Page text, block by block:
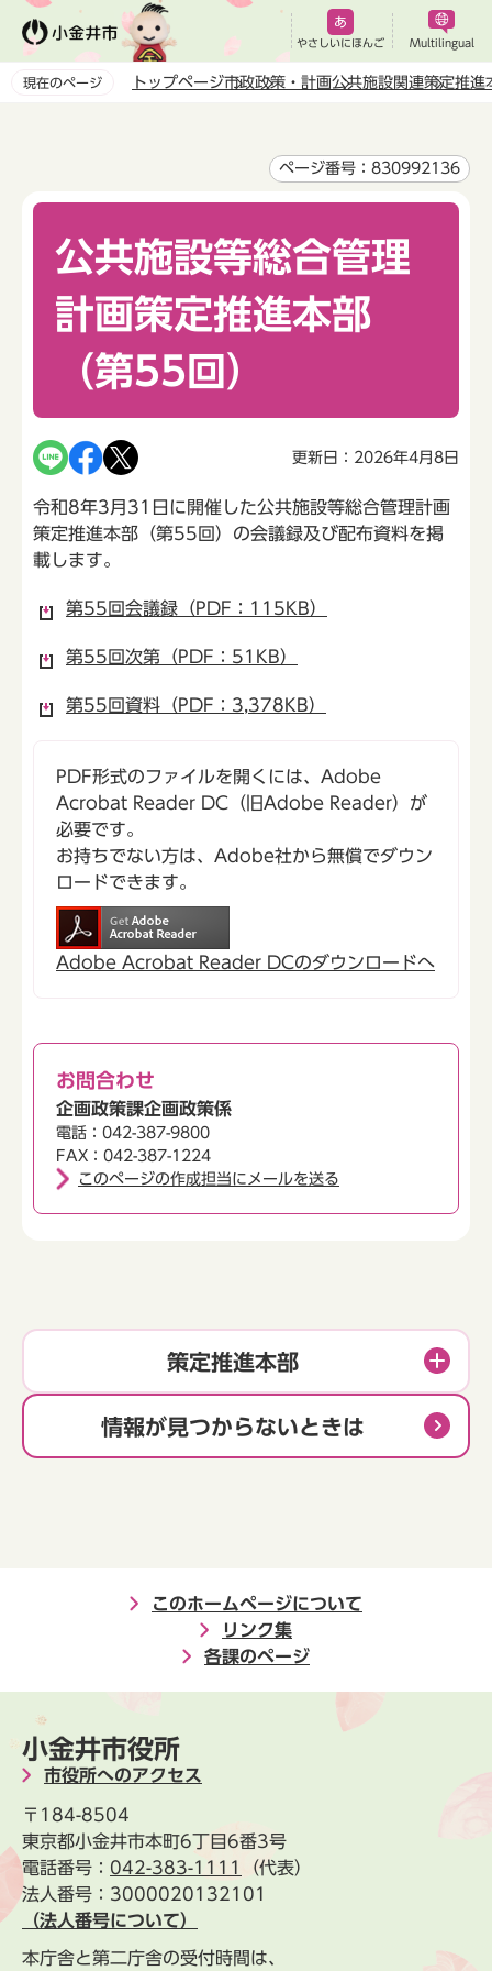
ペ
やさしいにほんご Multilingual
現在のページ トップページ市政政策・計画公共施設関連策定推進
ページ番号：830992136
公共施設等総合管理
計画策定推進本部
（第55回）
更新日：2026年4月8日
令和8年3月31日に開催した公共施設等総合管理計画
策定推進本部（第55回）の会議録及び配布資料を掲
載します。
第55回会議録（PDF：115KB）
第55回次第（PDF：51KB）
第55回資料（PDF：3,378KB）
PDF形式のファイルを開くには、Adobe
Acrobat Reader DC（旧Adobe Reader）が
必要です。
お持ちでない方は、Adobe社から無償でダウン
ロードできます。
Adobe Acrobat Reader DCのダウンロードへ
お問合わせ
企画政策課企画政策係
電話：042-387-9800
FAX：042-387-1224
このページの作成担当にメールを送る
策定推進本部
情報が見つからないときは
このホームページについて
リンク集
各課のページ
小金井市役所
市役所へのアクセス
〒184-8504
東京都小金井市本町6丁目6番3号
電話番号： 042-383-1111
（代表）
法人番号：3000020132101
（法人番号について）
本庁舎と第二庁舎の受付時間は、